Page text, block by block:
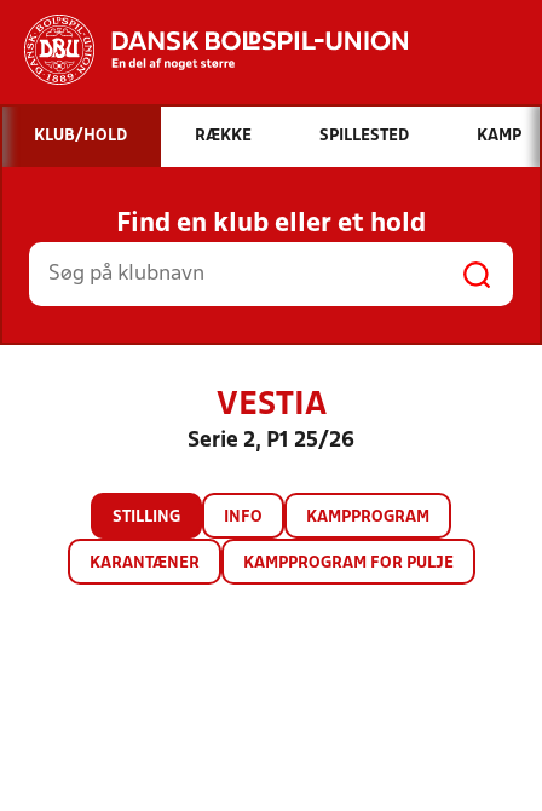
Hvad vil du søge efter?
INDHOLD OG NYHEDER
STILLINGER, RESULTATER, KLUBBER OG
HOLD
KLUB/HOLD RÆKKE SPILLESTED KAMP
Find en klub eller et hold
VESTIA
Serie 2, P1 25/26
STILLING INFO KAMPPROGRAM
KARANTÆNER KAMPPROGRAM FOR PULJE